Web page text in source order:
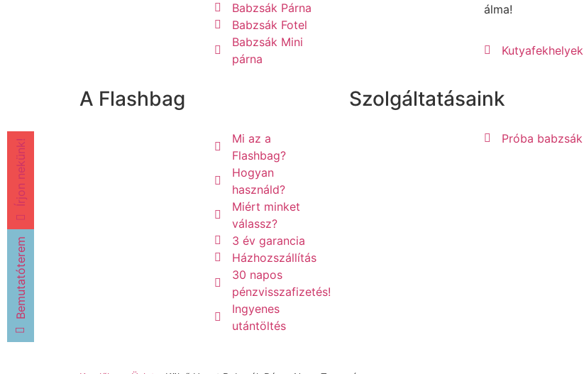
Babzsák Párna
Babzsák Fotel
Babzsák Mini
párna
álma!
Kutyafekhelyek
A Flashbag
Mi az a
Flashbag?
Hogyan
használd?
Miért minket
válassz?
3 év garancia
Házhozszállítás
30 napos
pénzvisszafizetés!
Ingyenes
utántöltés
Szolgáltatásaink
Próba babzsák
Bemutatóterem
Írjon nekünk!